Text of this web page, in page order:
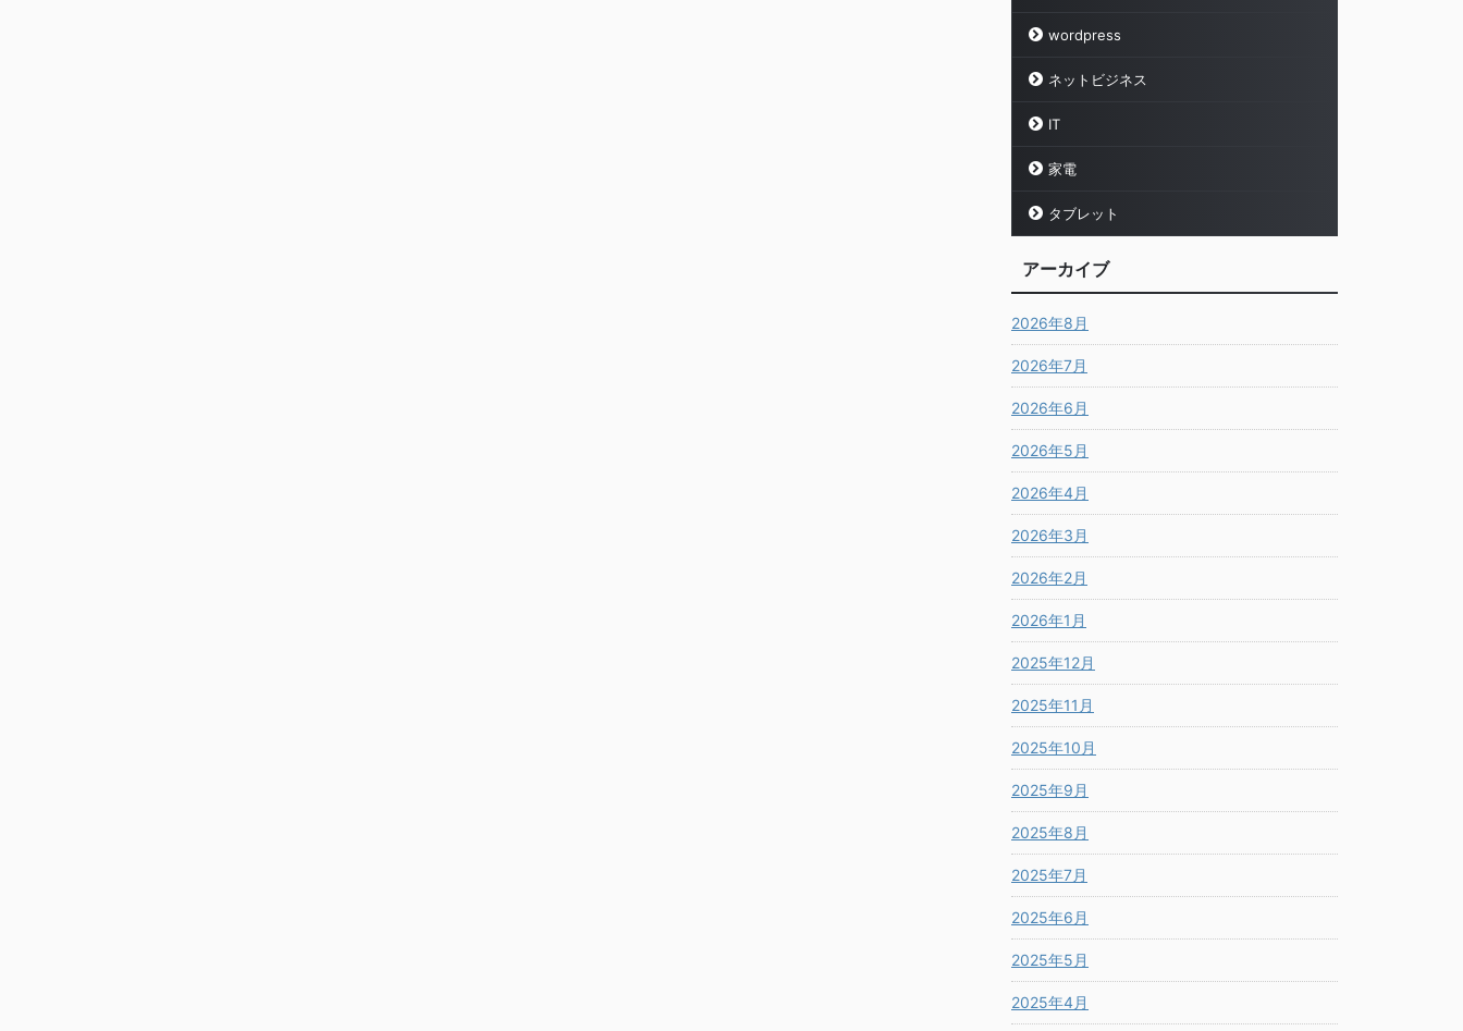
wordpress
ネットビジネス
IT
家電
タブレット
アーカイブ
2026年8月
2026年7月
2026年6月
2026年5月
2026年4月
2026年3月
2026年2月
2026年1月
2025年12月
2025年11月
2025年10月
2025年9月
2025年8月
2025年7月
2025年6月
2025年5月
2025年4月